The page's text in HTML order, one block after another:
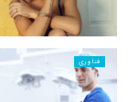
فناوری